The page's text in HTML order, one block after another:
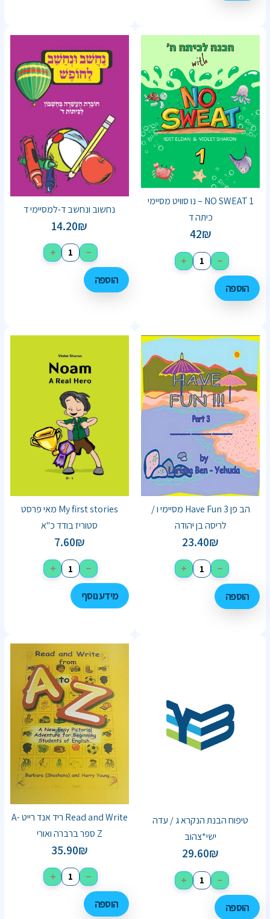
NO SWEAT 1 – נו סוויט מסיימי
כיתה ד
42₪
−
+
הוספה
נחשוב ונחשב ד-למסיימי ד
14.20₪
−
+
הוספה
הב פן Have Fun 3 מסיימי ו /
לריסה בן יהודה
23.40₪
−
+
הוספה
My first stories מאי פרסט
סטוריז בודד כ"א
7.60₪
−
+
מידע נוסף
טיפוח הבנת הנקרא ג / עדה
ישי*צהוב
29.60₪
−
+
הוספה
Read and Write ריד אנד רייט A-
Z ספר ברברה ואורי
35.90₪
−
+
הוספה